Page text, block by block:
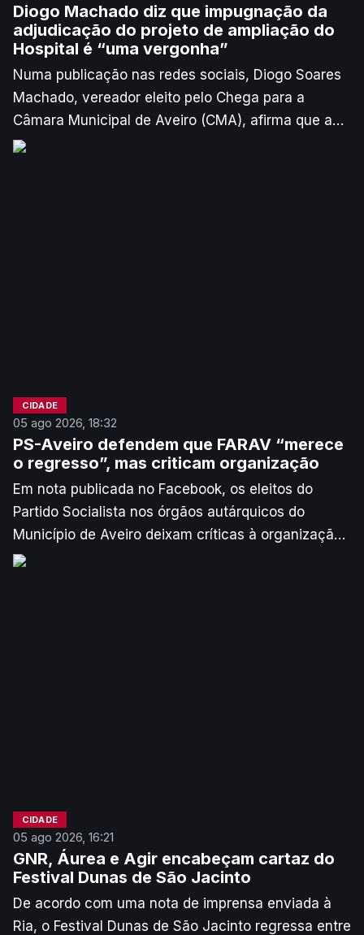
Diogo Machado diz que impugnação da
adjudicação do projeto de ampliação do
Hospital é “uma vergonha”
Numa publicação nas redes sociais, Diogo Soares
Machado, vereador eleito pelo Chega para a
Câmara Municipal de Aveiro (CMA), afirma que a
impugnação da adjudicação do projeto de
CIDADE
05 ago 2026, 18:32
PS-Aveiro defendem que FARAV “merece
o regresso”, mas criticam organização
Em nota publicada no Facebook, os eleitos do
Partido Socialista nos órgãos autárquicos do
Município de Aveiro deixam críticas à organização
da Feira de Artesanato da Região de Aveiro
CIDADE
05 ago 2026, 16:21
GNR, Áurea e Agir encabeçam cartaz do
Festival Dunas de São Jacinto
De acordo com uma nota de imprensa enviada à
Ria, o Festival Dunas de São Jacinto regressa entre